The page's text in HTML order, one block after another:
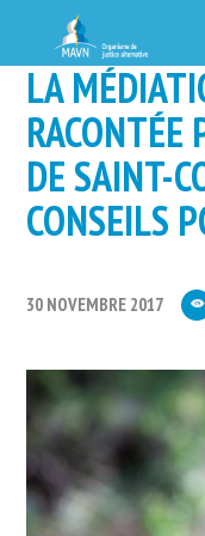
LA
RACONTÉE
DE SAINT-
CONSEILS
30 NOVEMBRE 2017